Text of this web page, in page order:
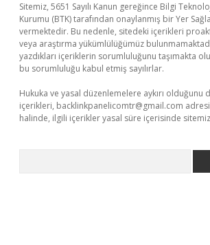
Sitemiz, 5651 Sayılı Kanun gereğince Bilgi
Kurumu (BTK) tarafından onaylanmış bir Yer
vermektedir. Bu nedenle, sitedeki içerikleri
veya araştırma yükümlülüğümüz
yazdıkları içeriklerin sorumluluğunu taşımakta
bu sorumluluğu kabul etmiş sayılırlar.
Hukuka ve yasal düzenlemelere aykırı olduğunu
içerikleri, backlinkpanelicomtr@gmail.com
halinde, ilgili içerikler yasal süre içerisinde